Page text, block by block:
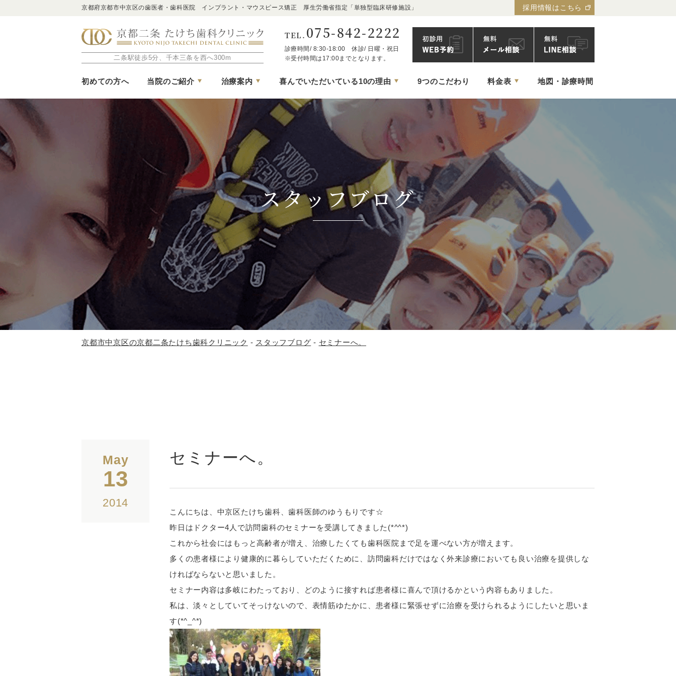
京都府京都市中京区の歯医者・歯科医院 インプラント・マウスピース矯正 厚生労働省指定「単独型臨床研修施設」 採用情報はこちら
京都市中京区の歯医者｜京都二条たけち歯科クリニック
二条駅徒歩5分、千本三条を西へ300m
TEL. 075-842-2222
診療時間/ 8:30-18:00 休診/ 日曜・祝日
※受付時間は17:00までとなります。
初めての方へ 当院のご紹介 治療案内 喜んでいただいている10の理由 9つのこだわり 料金表 地図・診療時間
スタッフブログ
京都市中京区の京都二条たけち歯科クリニック - スタッフブログ - セミナーへ。
May
13
2014
セミナーへ。
こんにちは、中京区たけち歯科、歯科医師のゆうもりです☆
昨日はドクター4人で訪問歯科のセミナーを受講してきました(*^^*)
これから社会にはもっと高齢者が増え、治療したくても歯科医院まで足を運べない方が増えます。
多くの患者様により健康的に暮らしていただくために、訪問歯科だけではなく外来診療においても良い治療を提供しな
ければならないと思いました。
セミナー内容は多岐にわたっており、どのように接すれば患者様に喜んで頂けるかという内容もありました。
私は、淡々としていてそっけないので、表情筋ゆたかに、患者様に緊張せずに治療を受けられるようにしたいと思いま
す(*^_^*)